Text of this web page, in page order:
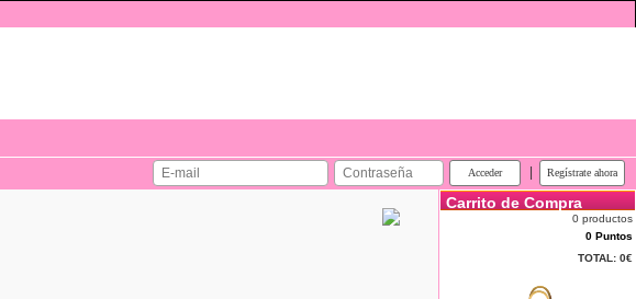
Carrito de Compra
0 productos
0 Puntos
TOTAL: 0€